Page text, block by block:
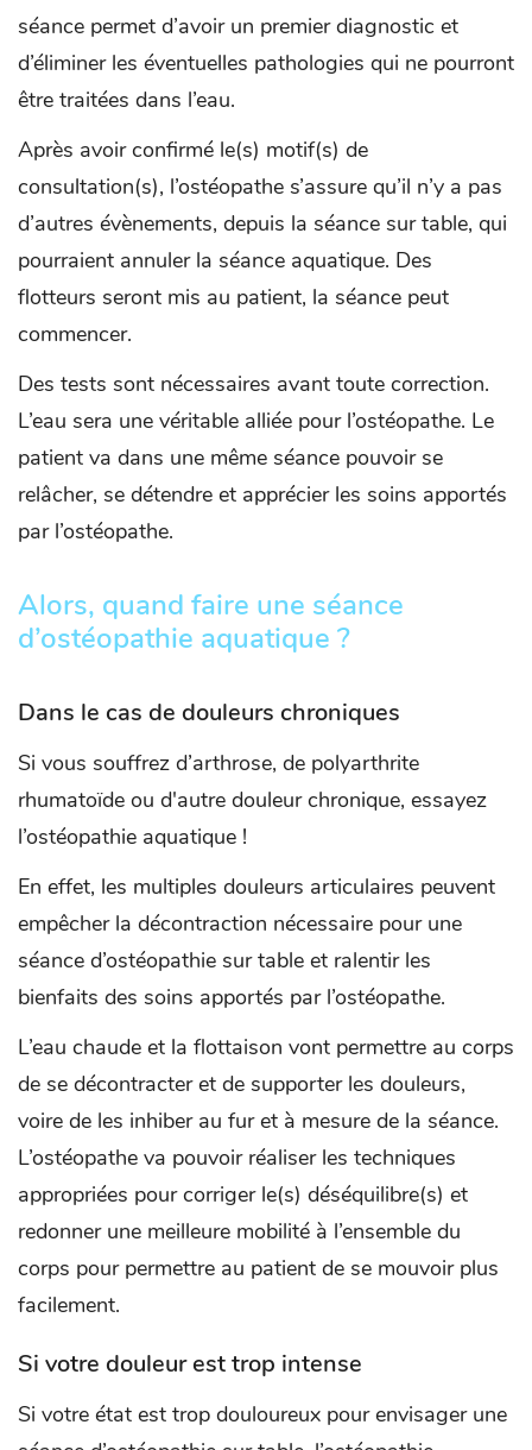
séance permet d’avoir un premier diagnostic et
d’éliminer les éventuelles pathologies qui ne pourront
être traitées dans l’eau.
Après avoir confirmé le(s) motif(s) de
consultation(s), l’ostéopathe s’assure qu’il n’y a pas
d’autres évènements, depuis la séance sur table, qui
pourraient annuler la séance aquatique. Des
flotteurs seront mis au patient, la séance peut
commencer.
Des tests sont nécessaires avant toute correction.
L’eau sera une véritable alliée pour l’ostéopathe. Le
patient va dans une même séance pouvoir se
relâcher, se détendre et apprécier les soins apportés
par l’ostéopathe.
Alors, quand faire une séance
d’ostéopathie aquatique ?
Dans le cas de douleurs chroniques
Si vous souffrez d’arthrose, de polyarthrite
rhumatoïde ou d'autre douleur chronique, essayez
l’ostéopathie aquatique !
En effet, les multiples douleurs articulaires peuvent
empêcher la décontraction nécessaire pour une
séance d’ostéopathie sur table et ralentir les
bienfaits des soins apportés par l’ostéopathe.
L’eau chaude et la flottaison vont permettre au corps
de se décontracter et de supporter les douleurs,
voire de les inhiber au fur et à mesure de la séance.
L’ostéopathe va pouvoir réaliser les techniques
appropriées pour corriger le(s) déséquilibre(s) et
redonner une meilleure mobilité à l’ensemble du
corps pour permettre au patient de se mouvoir plus
facilement.
Si votre douleur est trop intense
Si votre état est trop douloureux pour envisager une